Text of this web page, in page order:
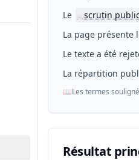
Le 📖scrutin
La page présente
Le texte a été
La répartition
📖Les termes
Résultat